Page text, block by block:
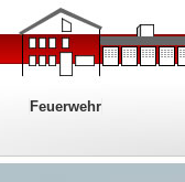
Feuerwehr